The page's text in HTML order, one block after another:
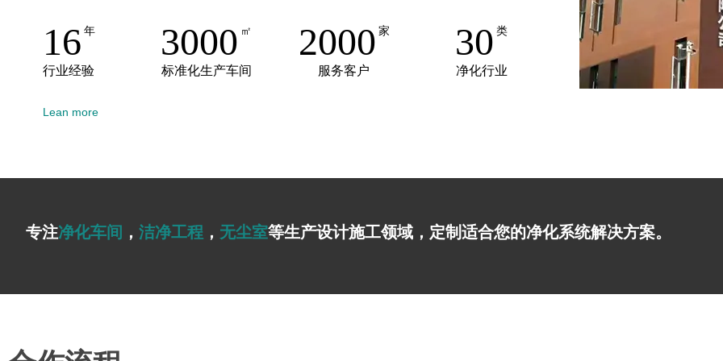
16 年
行业经验
3000 ㎡
标准化生产车间
2000 家
服务客户
30 类
净化行业
Lean more
专注净化车间 ， 洁净工程 ， 无尘室等生产设计施工领域，定制适合您的净化系统解决方案。